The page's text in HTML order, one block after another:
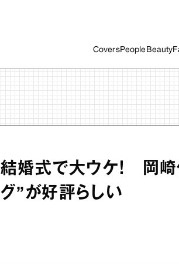
CoversPeople Beauty
結婚式で大ウケ！ 岡崎
グ”が好評らしい